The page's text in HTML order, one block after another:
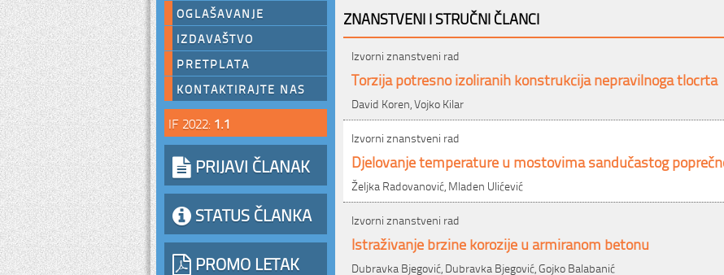
OGLAŠAVANJE
IZDAVAŠTVO
PRETPLATA
KONTAKTIRAJTE NAS
IF 2022: 1.1
PRIJAVI ČLANAK
STATUS ČLANKA
PROMO LETAK
ZNANSTVENI I STRUČNI ČLANCI
Izvorni znanstveni rad
Torzija potresno izoliranih konstrukcija nepravilnoga tlocrta
David Koren, Vojko Kilar
Izvorni znanstveni rad
Djelovanje temperature u mostovima sandučastog
Željka Radovanović, Mladen Ulićević
Izvorni znanstveni rad
Istraživanje brzine korozije u armiranom betonu
Dubravka Bjegović, Dubravka Bjegović, Gojko Balabanić